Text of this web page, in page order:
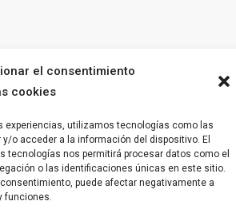
el consentimiento
cookies
experiencias, utilizamos tecnologías como las
o acceder a la información del dispositivo. El
tecnologías nos permitirá procesar datos como el
o las identificaciones únicas en este sitio.
puede afectar negativamente a
funciones.